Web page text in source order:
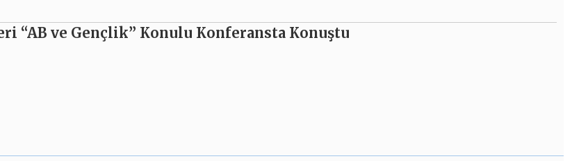
“AB ve Gençlik” Konulu Konferansta Konuştu